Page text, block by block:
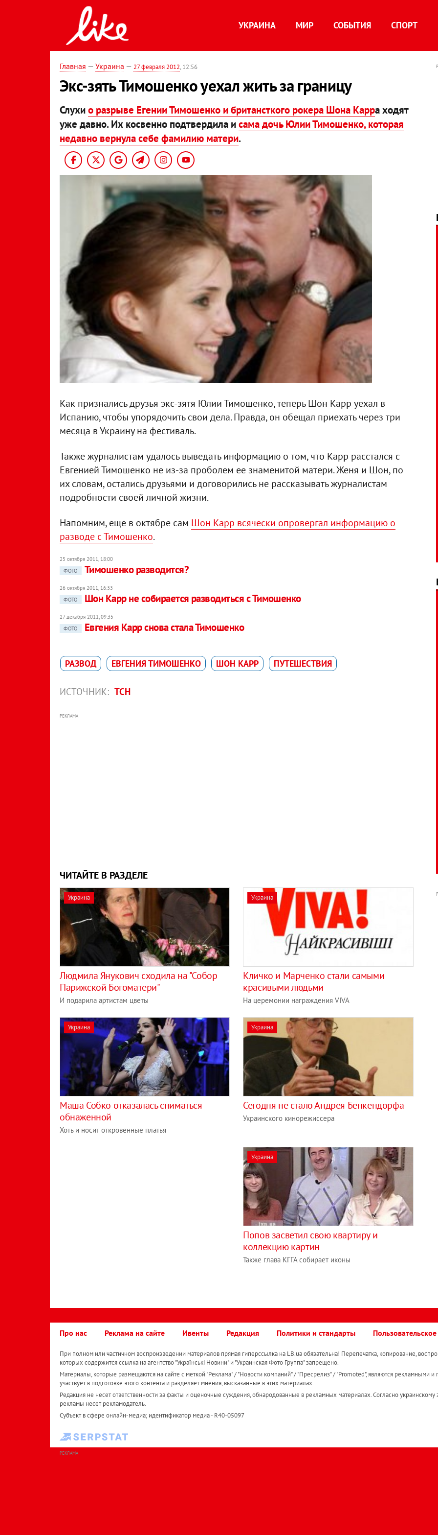
УКРАИНА МИР СОБЫТИЯ СПОРТ
Главная — Украина — 27 февраля 2012, 12:56
Экс-зять Тимошенко уехал жить за границу
Слухио разрыве Егении Тимошенко и британсткого рокера Шона Карра ходят
уже давно. Их косвенно подтвердила исама дочь Юлии Тимошенко, которая
недавно вернула себе фамилию матери.
Как признались друзья экс-зятя Юлии Тимошенко, теперь Шон Карр уехал в
Испанию, чтобы упорядочить свои дела. Правда, он обещал приехать через три
месяца в Украину на фестиваль.
Также журналистам удалось выведать информацию о том, что Карр расстался с
Евгенией Тимошенко не из-за проболем ее знаменитой матери. Женя и Шон, по
их словам, остались друзьями и договорились не рассказывать журналистам
подробности своей личной жизни.
Напомним, еще в октябре сам Шон Карр всячески опровергал информацию о
разводе с Тимошенко.
25 октября 2011, 18:00
ФОТО
Тимошенко разводится?
26 октября 2011, 16:33
ФОТО
Шон Карр не собирается разводиться с Тимошенко
27 декабря 2011, 09:35
ФОТО
Евгения Карр снова стала Тимошенко
РАЗВОД ЕВГЕНИЯ ТИМОШЕНКО ШОН КАРР ПУТЕШЕСТВИЯ
ИСТОЧНИК: ТСН
РЕКЛАМА
ЧИТАЙТЕ В РАЗДЕЛЕ
Украина
Людмила Янукович сходила на "Собор
Парижской Богоматери"
И подарила артистам цветы
Украина
Кличко и Марченко стали самыми
красивыми людьми
На церемонии награждения VIVA
Украина
Маша Собко отказалась сниматься
обнаженной
Хоть и носит откровенные платья
Украина
Сегодня не стало Андрея Бенкендорфа
Украинского кинорежиссера
Украина
Попов засветил свою квартиру и
коллекцию картин
Также глава КГГА собирает иконы
Про нас Реклама на сайте Ивенты Редакция Политики и стандарты
При полном или частичном воспроизведении материалов прямая гиперссылка на LB.ua обязательна! Перепечатка, копирование,
которых содержится ссылка на агентство "Українськi Новини" и "Украинская Фото Группа" запрещено.
Материалы, которые размещаются на сайте с меткой "Реклама" / "Новости компаний" / "Пресрелиз" / "Promoted", являются рекламными и
участвует в подготовке этого контента и разделяет мнения, высказанные в этих материалах.
Редакция не несет ответственности за факты и оценочные суждения, обнародованные в рекламных материалах. Согласно украинскому
рекламы несет рекламодатель.
Субъект в сфере онлайн-медиа; идентификатор медиа - R40-05097
РЕКЛАМА